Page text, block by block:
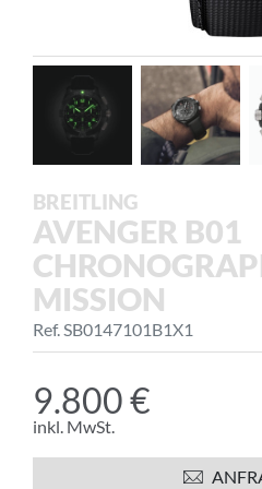
BREITLING
AVENGER B01
MISSION
Ref. SB0147101B1X1
9.800 €
inkl. MwSt.